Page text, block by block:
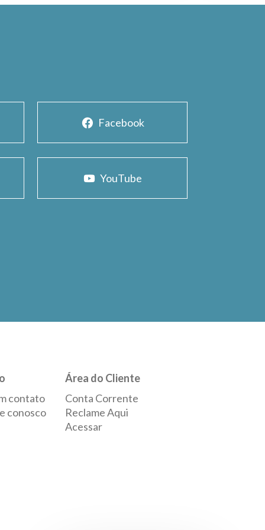
Facebook
YouTube
contato
conosco
Área do Cliente
Conta Corrente
Reclame Aqui
Acessar